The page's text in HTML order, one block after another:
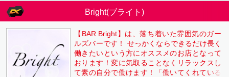
Bright(ブライト)
【BAR Bright】は、落ち着いた雰囲気のガー
ルズバーです！ せっかくならできるだけ長く
働きたいという方にオススメのお店となって
おります！変に気取ることなくリラックスし
て素の自分で働けます！「働いてくれている